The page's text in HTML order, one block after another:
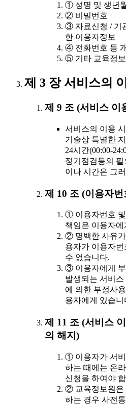
① 성명 및 생년
② 비밀번호
③ 자료신청 / 기
한 이용자정보
④ 전화번호 등
⑤ 기타 교육정
제 3 장 서비스의
제 9 조 (서비스 이
서비스의 이용
기술상 특별한
24시간(00:00-
정기점검등의
이나 시간은 그
제 10 조 (이용자번
① 이용자번호 및
책임은 이용자
② 명백한 사유가
용자가 이용자
수 없습니다.
③ 이용자에게 부
발생되는 서비
에 의한 부정사
용자에게 있습니
제 11 조 (서비스
의 해지)
① 이용자가 서
하는 때에는 온
신청을 하여야
② 교육정보원은
하는 경우 사전